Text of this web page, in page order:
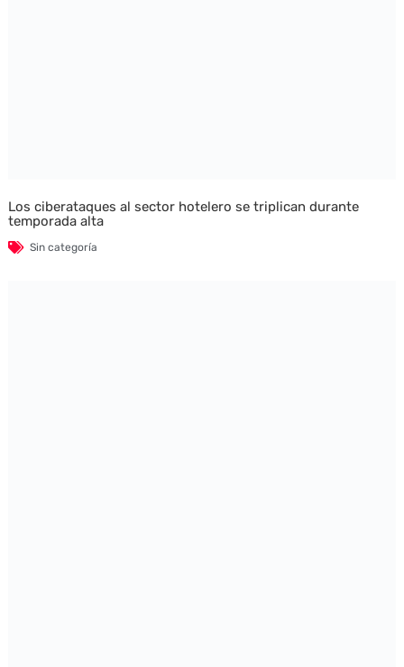
Los ciberataques al sector hotelero se triplican durante
temporada alta
Sin categoría